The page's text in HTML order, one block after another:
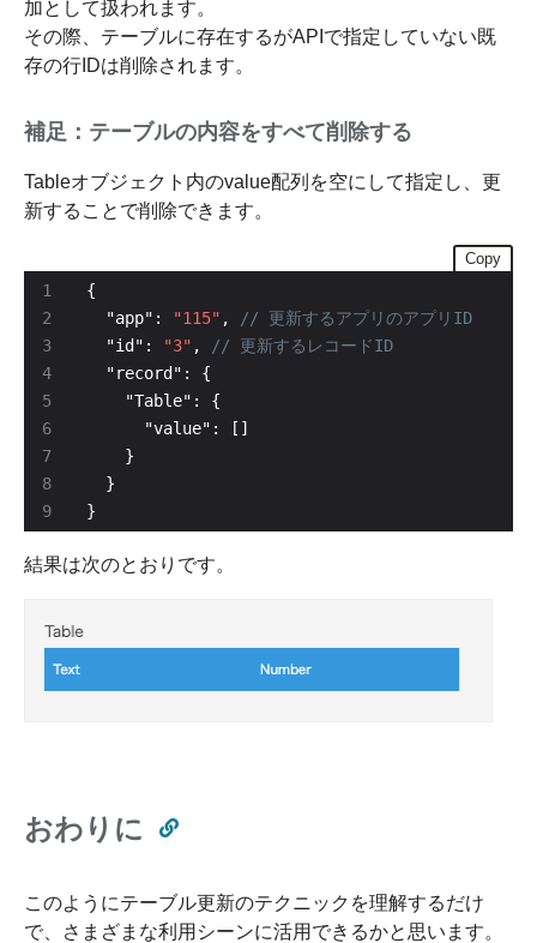
加として扱われます。
その際、テーブルに存在するがAPIで指定していない既
存の行IDは削除されます。
補足：テーブルの内容をすべて削除する
Tableオブジェクト内のvalue配列を空にして指定し、更
新することで削除できます。
Copy
1
3
4
5
6
7
8
9
  "app":
"115" ,
  "id":
"3" ,
}
結果は次のとおりです。
おわりに
このようにテーブル更新のテクニックを理解するだけ
で、さまざまな利用シーンに活用できるかと思います。